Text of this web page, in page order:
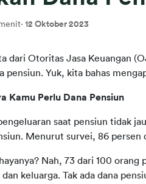
· 12 Oktober 2023
dari Otoritas Jasa Keuangan
pensiun. Yuk, kita bahas
Kamu Perlu Dana Pensiun
saat pensiun tidak
Menurut survei, 86 persen
Nah, 73 dari 100
keluarga. Tak ada dana